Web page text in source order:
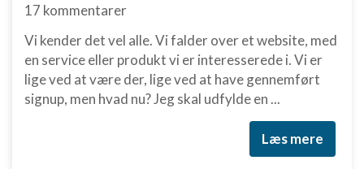
17 kommentarer
Vi kender det vel alle. Vi falder over et website, med
en service eller produkt vi er interesserede i. Vi er
lige ved at være der, lige ved at have gennemført
signup, men hvad nu? Jeg skal udfylde en ...
Læs mere